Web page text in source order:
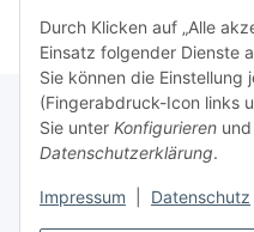
Durch Klicken auf „Alle
Einsatz folgender Dienste
Sie können die Einstellung
(Fingerabdruck-Icon links
Sie unter Konfigurieren
Datenschutzerklärung.
Impressum Datenschutz
Gesetzliche Informationen